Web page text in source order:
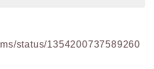
status/1354200737589260